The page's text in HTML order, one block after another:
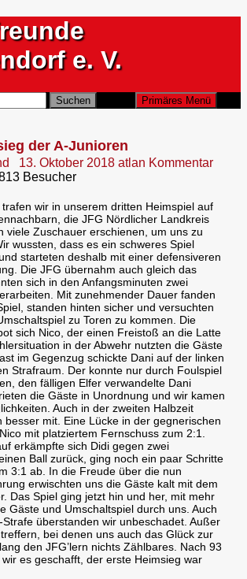
e. V.
Primäres Menü
der A-Junioren
13. Oktober 2018 atlan Kommentar
Besucher
wir in unserem dritten Heimspiel auf
die JFG Nördlicher Landkreis
viele Zuschauer erschienen, um uns zu
wussten, dass es ein schweres Spiel
starteten deshalb mit einer defensiveren
Die JFG übernahm auch gleich das
sich in den Anfangsminuten zwei
Mit zunehmender Dauer fanden
standen hinten sicher und versuchten
zu Toren zu kommen. Die
sich Nico, der einen Freistoß an die Latte
in der Abwehr nutzten die Gäste
im Gegenzug schickte Dani auf der linken
Strafraum. Der konnte nur durch Foulspiel
den fälligen Elfer verwandelte Dani
die Gäste in Unordnung und wir kamen
Auch in der zweiten Halbzeit
besser mit. Eine Lücke in der gegnerischen
mit platziertem Fernschuss zum 2:1.
erkämpfte sich Didi gegen zwei
Ball zurück, ging noch ein paar Schritte
3:1 ab. In die Freude über die nun
erwischten uns die Gäste kalt mit dem
Das Spiel ging jetzt hin und her, mit mehr
Gäste und Umschaltspiel durch uns. Auch
überstanden wir unbeschadet. Außer
bei denen uns auch das Glück zur
den JFG’lern nichts Zählbares. Nach 93
es geschafft, der erste Heimsieg war